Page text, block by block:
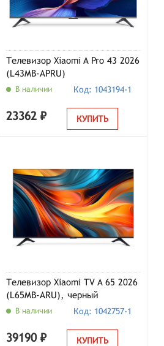
Телевизор Xiaomi A Pro 43 2026
(L43MB-APRU)
В наличии Код: 1043194-1
23362 ₽ КУПИТЬ
Телевизор Xiaomi TV A 65 2026
(L65MB-ARU), черный
В наличии Код: 1042757-1
39190 ₽ КУПИТЬ